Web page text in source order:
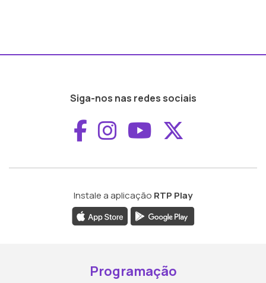
Siga-nos nas redes sociais
Aceder ao
Aceder ao
Aceder ao
Instale a aplicação RTP Play
Programação